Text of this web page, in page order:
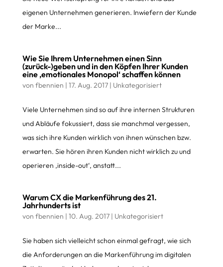
eigenen Unternehmen generieren. Inwiefern der Kunde
der Marke...
Wie Sie Ihrem Unternehmen einen Sinn
(zurück-)geben und in den Köpfen Ihrer Kunden
eine ‚emotionales Monopol‘ schaffen können
von fbennien | 17. Aug. 2017| Unkategorisiert
Viele Unternehmen sind so auf ihre internen Strukturen
und Abläufe fokussiert, dass sie manchmal vergessen,
was sich ihre Kunden wirklich von ihnen wünschen bzw.
erwarten. Sie hören ihren Kunden nicht wirklich zu und
operieren ‚inside-out‘, anstatt...
Warum CX die Markenführung des 21.
Jahrhunderts ist
von fbennien | 10. Aug. 2017| Unkategorisiert
Sie haben sich vielleicht schon einmal gefragt, wie sich
die Anforderungen an die Markenführung im digitalen